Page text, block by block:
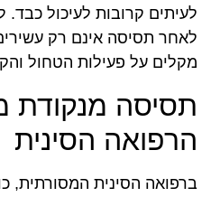
לעיתים קרובות לעיכול
לאחר תסיסה אינם רק
מקלים על פעילות הטחול
תסיסה מנקודת
הרפואה הסינית